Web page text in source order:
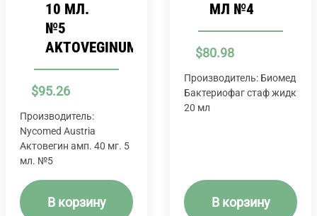
10 МЛ.
№5
AKTOVEGINUM
$95.26
Производитель:
Nycomed Austria
Актовегин амп. 40 мг. 5
мл. №5
В корзину
МЛ №4
$80.98
Производитель: Биомед
Бактериофаг стаф жидк
20 мл
В корзину